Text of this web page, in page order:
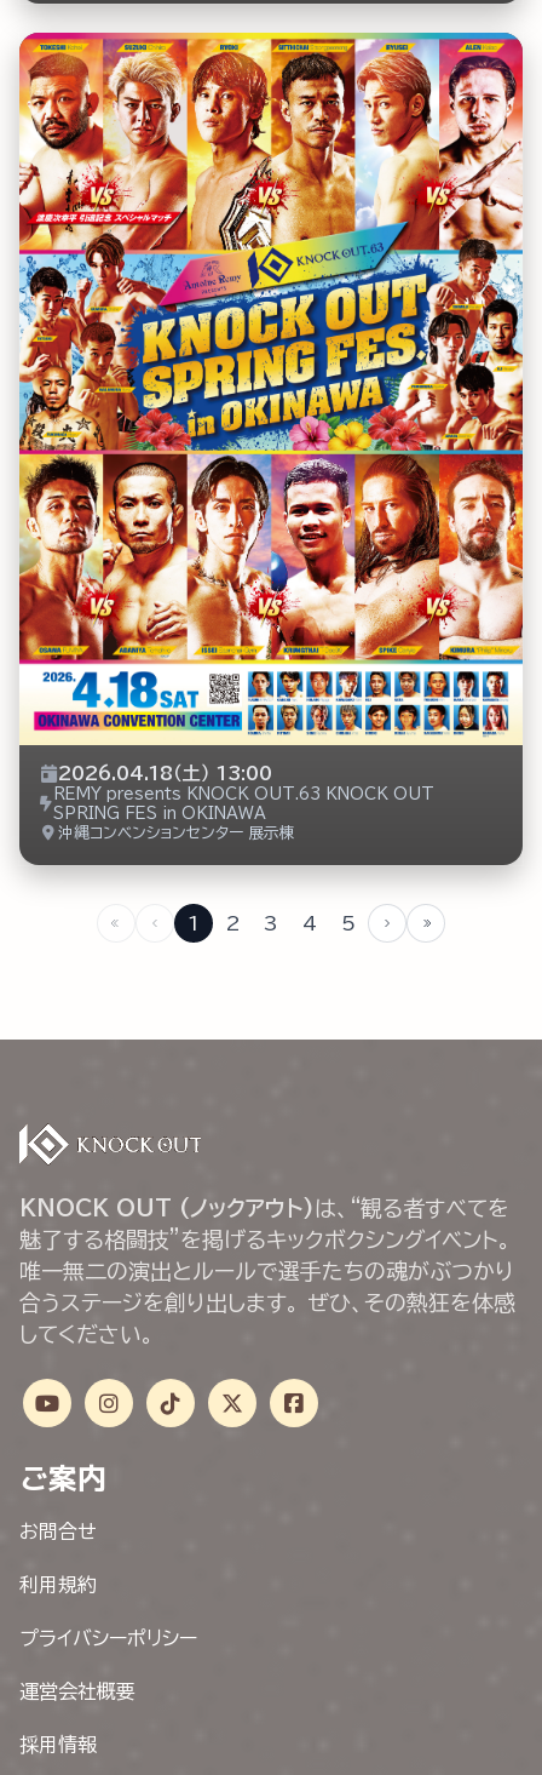
2026.04.18（土） 13:00
REMY presents KNOCK OUT.63 KNOCK OUT
SPRING FES in OKINAWA
沖縄コンベンションセンター 展示棟
1 2 3 4 5
KNOCK OUT (ノックアウト) は、“観る者すべてを
魅了する格闘技”を掲げるキックボクシングイベント。
唯一無二の演出とルールで選手たちの魂がぶつかり
合うステージを創り出します。 ぜひ、その熱狂を体感
してください。
ご案内
お問合せ
利用規約
プライバシーポリシー
運営会社概要
採用情報